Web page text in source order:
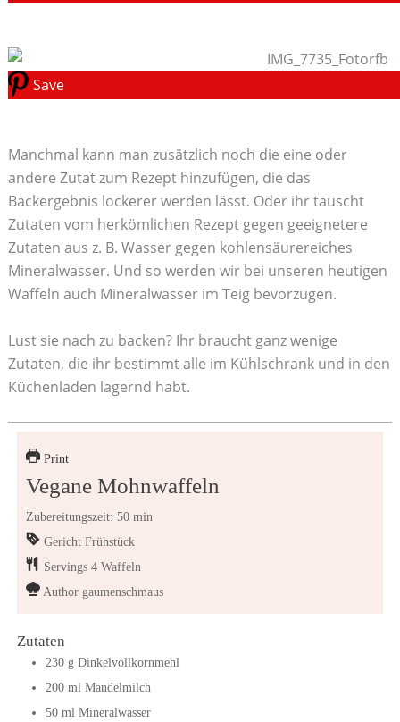
Save
Manchmal kann man zusätzlich noch die eine oder
andere Zutat zum Rezept hinzufügen, die das
Backergebnis lockerer werden lässt. Oder ihr tauscht
Zutaten vom herkömlichen Rezept gegen geeignetere
Zutaten aus z. B. Wasser gegen kohlensäurereiches
Mineralwasser. Und so werden wir bei unseren heutigen
Waffeln auch Mineralwasser im Teig bevorzugen.
Lust sie nach zu backen? Ihr braucht ganz wenige
Zutaten, die ihr bestimmt alle im Kühlschrank und in den
Küchenladen lagernd habt.
Print
Vegane Mohnwaffeln
Zubereitungszeit: 50 min
Gericht Frühstück
Servings 4 Waffeln
Author gaumenschmaus
Zutaten
230 g Dinkelvollkornmehl
200 ml Mandelmilch
50 ml Mineralwasser